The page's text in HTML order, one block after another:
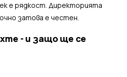
е рядкост. Директорията
затова е честен.
- и защо ще се